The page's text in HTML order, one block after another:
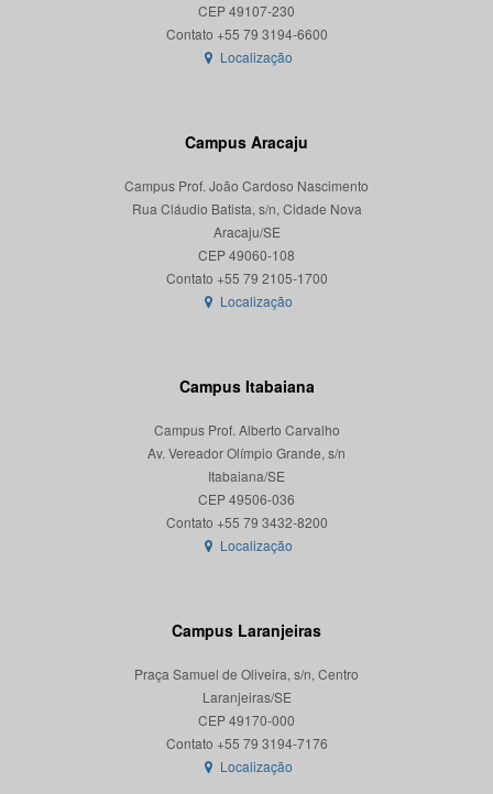
CEP 49107-230
Localização
Campus Aracaju
Campus Prof. João Cardoso Nascimento
Rua Cláudio Batista, s/n, Cidade Nova
Aracaju/SE
CEP 49060-108
Localização
Campus Itabaiana
Campus Prof. Alberto Carvalho
Av. Vereador Olímpio Grande, s/n
Itabaiana/SE
CEP 49506-036
Localização
Campus Laranjeiras
Praça Samuel de Oliveira, s/n, Centro
Laranjeiras/SE
CEP 49170-000
Localização